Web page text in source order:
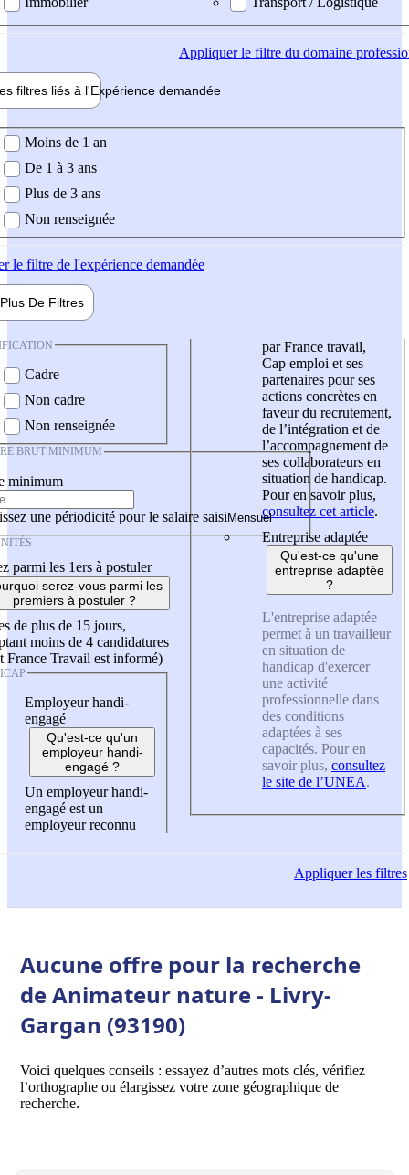
Appliquerle filtre du domaine
filtres liés à l'Expérience demandée
demandée
Moins de 1 an
De 1 à 3 ans
Plus de 3 ans
Non renseignée
le filtre de l'expérience demandée
Plus De Filtres
Cadre
Non cadre
Non renseignée
BRUT MINIMUM
minimum
une périodicité pour le salaire saisi
parmi les 1ers à postuler
serez-vous parmi les
premiers à postuler ?
de plus de 15 jours,
moins de 4 candidatures
France Travail est informé)
Employeur handi-
engagé
Qu'est-ce qu'un
employeur handi-
engagé ?
Un employeur handi-
engagé est un
employeur reconnu
par France travail,
Cap emploi et ses
partenaires pour ses
actions concrètes en
faveur du recrutement,
de l’intégration et de
l’accompagnement de
ses collaborateurs en
situation de handicap.
Pour en savoir plus,
consultez cet article.
Entreprise adaptée
Qu'est-ce qu'une
entreprise adaptée
?
L'entreprise adaptée
permet à un travailleur
en situation de
handicap d'exercer
une activité
professionnelle dans
des conditions
adaptées à ses
capacités. Pour en
savoir plus, consultez
le site de l’UNEA.
Appliquerles filtres
Aucune offre pour la recherche
de Animateur nature - Livry-
Gargan (93190)
Voici quelques conseils : essayez d’autres mots clés, vérifiez
l’orthographe ou élargissez votre zone géographique de
recherche.